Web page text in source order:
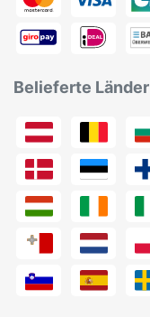
Belieferte Länder